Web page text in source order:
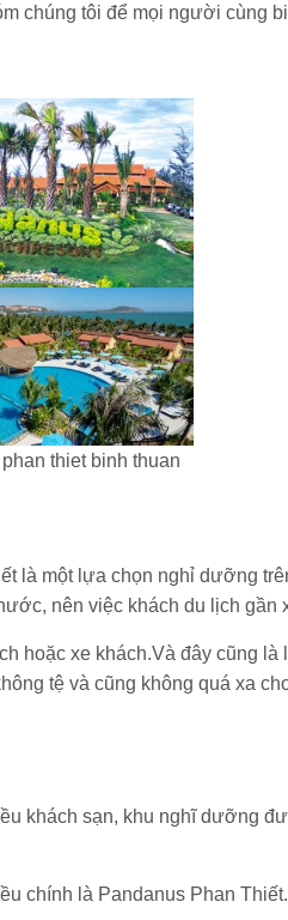
chúng tôi để mọi người cùng
thiet binh thuan
là một lựa chọn nghỉ dưỡng
nên việc khách du lịch gần
hoặc xe khách.Và đây cũng
tệ và cũng không quá xa
khách sạn, khu nghĩ dưỡng
chính là Pandanus Phan Thiết.